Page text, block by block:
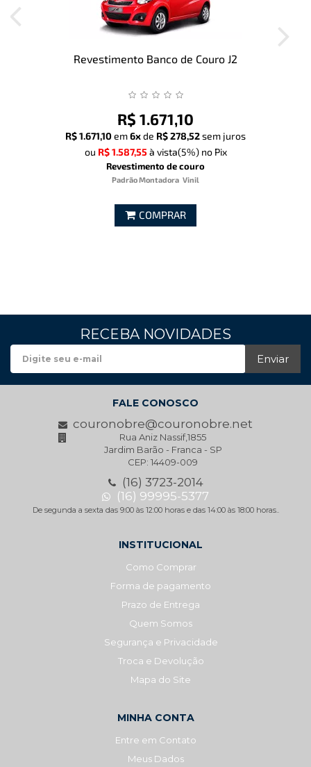
Revestimento Banco de Couro J2
R$ 1.671,10
R$ 1.671,10em6xde R$ 278,52sem juros
ou R$ 1.587,55à vista(5%)no Pix
Revestimento de couro
Padrão Montadora Vinil
COMPRAR
RECEBA NOVIDADES
Enviar
INSTITUCIONAL
Como Comprar
Forma de pagamento
Prazo de Entrega
Quem Somos
Segurança e Privacidade
Troca e Devolução
Mapa do Site
MINHA CONTA
Entre em Contato
Meus Dados
FALE CONOSCO
couronobre@couronobre.net
Rua Aniz Nassif,1855
Jardim Barão - Franca - SP
CEP: 14409-009
(16) 3723-2014
(16) 99995-5377
De segunda a sexta das 9:00 às 12:00 horas e das 14:00 às 18:00 horas..